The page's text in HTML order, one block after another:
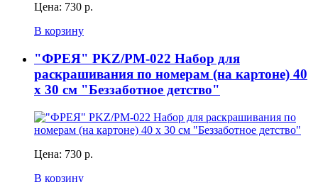
Цена: 730 р.
В корзину
"ФРЕЯ" PKZ/PM-022 Набор для
раскрашивания по номерам (на картоне) 40
х 30 см "Беззаботное детство"
Цена: 730 р.
В корзину